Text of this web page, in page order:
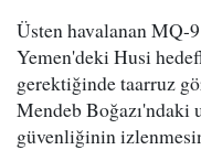
Üsten havalanan MQ-
Yemen'deki Husi
gerektiğinde taarruz
Mendeb Boğazı'ndaki
güvenliğinin